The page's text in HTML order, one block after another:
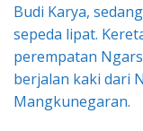
Budi Karya,
sepeda lipat.
perempatan
berjalan kaki dari
Mangkunegaran.